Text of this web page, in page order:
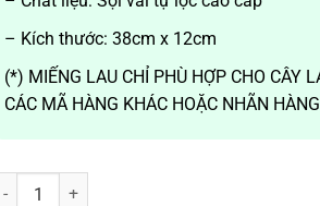
49,000₫.
– Kích thước: 38cm x 12cm
(*) MIẾNG LAU CHỈ PHÙ HỢP CHO CÂY
CÁC MÃ HÀNG KHÁC HOẶC NHÃN
Miếng lau nhà thay thế Bộ lau nhà Kitimop-